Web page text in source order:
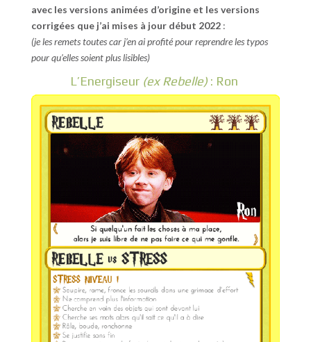
avec les versions animées d’origine et les versions
corrigées que j’ai mises à jour début 2022:
(je les remets toutes car j’en ai profité pour reprendre les typos
pour qu’elles soient plus lisibles)
L’Energiseur (ex Rebelle): Ron